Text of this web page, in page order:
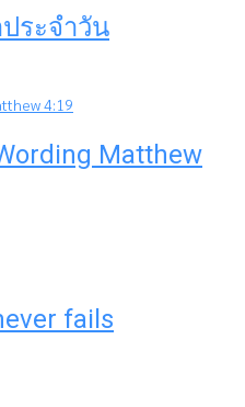
ระจำวัน
Matthew
fails